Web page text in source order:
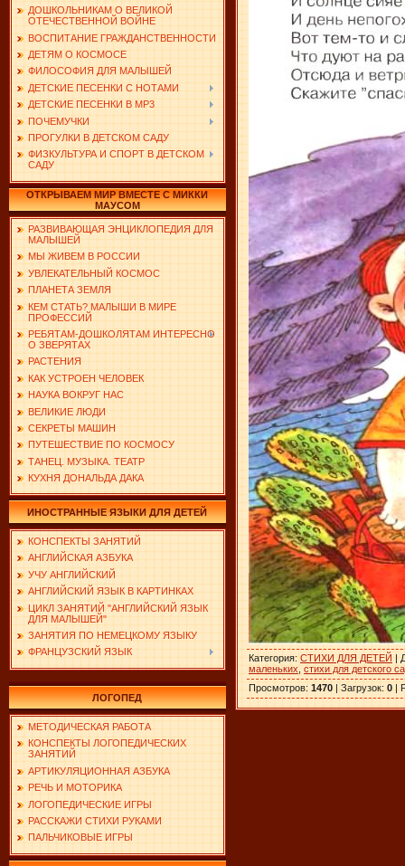
ДОШКОЛЬНИКАМ О ВЕЛИКОЙ
ОТЕЧЕСТВЕННОЙ ВОЙНЕ
ВОСПИТАНИЕ ГРАЖДАНСТВЕННОСТИ
ДЕТЯМ О КОСМОСЕ
ФИЛОСОФИЯ ДЛЯ МАЛЫШЕЙ
ДЕТСКИЕ ПЕСЕНКИ С НОТАМИ
ДЕТСКИЕ ПЕСЕНКИ В MP3
ПОЧЕМУЧКИ
ПРОГУЛКИ В ДЕТСКОМ САДУ
ФИЗКУЛЬТУРА И СПОРТ В ДЕТСКОМ
САДУ
ОТКРЫВАЕМ МИР ВМЕСТЕ С МИККИ
МАУСОМ
РАЗВИВАЮЩАЯ ЭНЦИКЛОПЕДИЯ ДЛЯ
МАЛЫШЕЙ
МЫ ЖИВЕМ В РОССИИ
УВЛЕКАТЕЛЬНЫЙ КОСМОС
ПЛАНЕТА ЗЕМЛЯ
КЕМ СТАТЬ? МАЛЫШИ В МИРЕ
ПРОФЕССИЙ
РЕБЯТАМ-ДОШКОЛЯТАМ ИНТЕРЕСНО
О ЗВЕРЯТАХ
РАСТЕНИЯ
КАК УСТРОЕН ЧЕЛОВЕК
НАУКА ВОКРУГ НАС
ВЕЛИКИЕ ЛЮДИ
СЕКРЕТЫ МАШИН
ПУТЕШЕСТВИЕ ПО КОСМОСУ
ТАНЕЦ. МУЗЫКА. ТЕАТР
КУХНЯ ДОНАЛЬДА ДАКА
ИНОСТРАННЫЕ ЯЗЫКИ ДЛЯ ДЕТЕЙ
КОНСПЕКТЫ ЗАНЯТИЙ
АНГЛИЙСКАЯ АЗБУКА
УЧУ АНГЛИЙСКИЙ
АНГЛИЙСКИЙ ЯЗЫК В КАРТИНКАХ
ЦИКЛ ЗАНЯТИЙ "АНГЛИЙСКИЙ ЯЗЫК
ДЛЯ МАЛЫШЕЙ"
ЗАНЯТИЯ ПО НЕМЕЦКОМУ ЯЗЫКУ
ФРАНЦУЗСКИЙ ЯЗЫК
ЛОГОПЕД
МЕТОДИЧЕСКАЯ РАБОТА
КОНСПЕКТЫ ЛОГОПЕДИЧЕСКИХ
ЗАНЯТИЙ
АРТИКУЛЯЦИОННАЯ АЗБУКА
РЕЧЬ И МОТОРИКА
ЛОГОПЕДИЧЕСКИЕ ИГРЫ
РАССКАЖИ СТИХИ РУКАМИ
ПАЛЬЧИКОВЫЕ ИГРЫ
Категория: СТИХИ ДЛЯ ДЕТЕЙ |
маленьких стихи для детского
Просмотров: 1470 | Загрузок: 0 |